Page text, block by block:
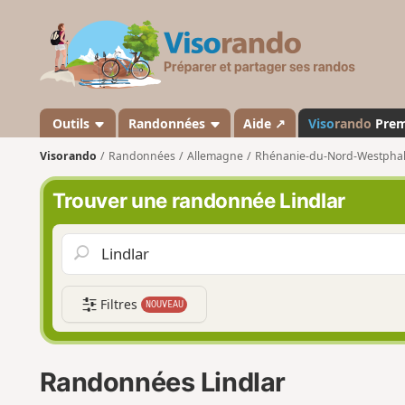
s
a
n
d
o
Outils Randonnées Aide ↗ Visorando
Visorando Randonnées Allemagne Rhénanie-du-Nord-
Trouver une randonnée Lindlar
Filtres NOUVEAU
Randonnées Lindlar